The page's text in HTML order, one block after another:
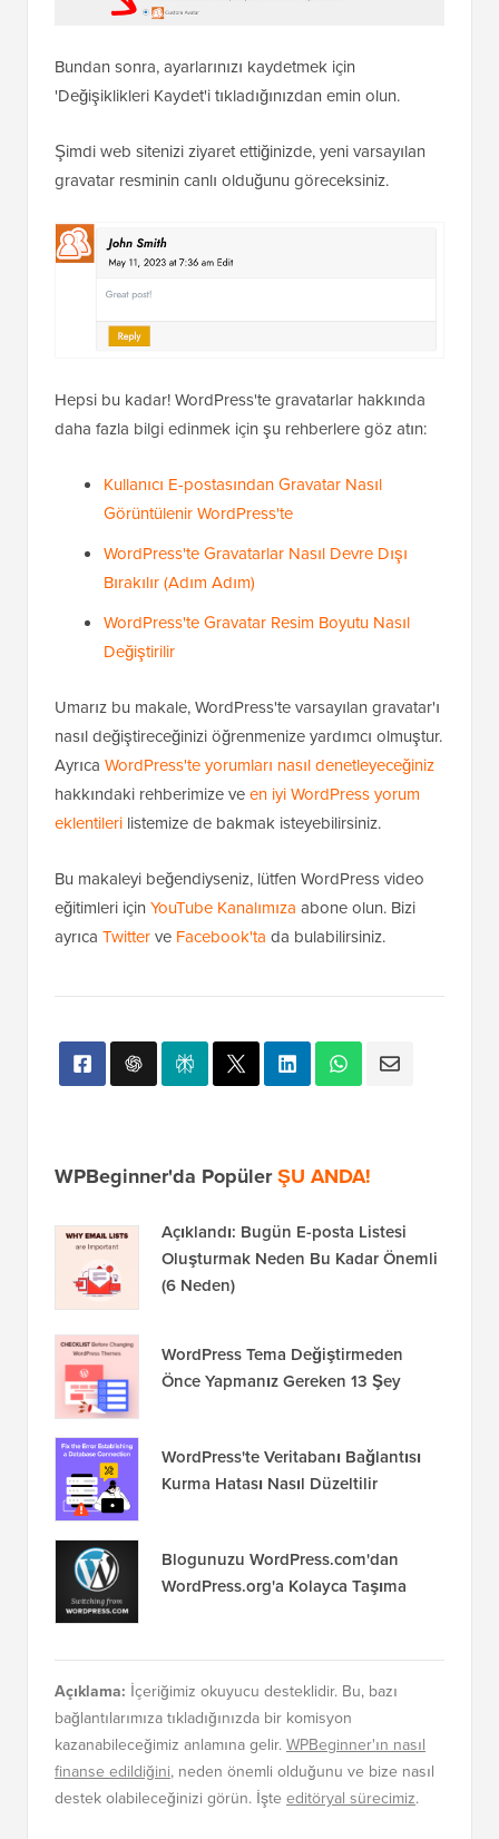
Bundan sonra, ayarlarınızı kaydetmek için
'Değişiklikleri Kaydet'i tıkladığınızdan emin olun.
Şimdi web sitenizi ziyaret ettiğinizde, yeni varsayılan
gravatar resminin canlı olduğunu göreceksiniz.
Hepsi bu kadar! WordPress'te gravatarlar hakkında
daha fazla bilgi edinmek için şu rehberlere göz atın:
Kullanıcı E-postasından Gravatar Nasıl
Görüntülenir WordPress'te
WordPress'te Gravatarlar Nasıl Devre Dışı
Bırakılır (Adım Adım)
WordPress'te Gravatar Resim Boyutu Nasıl
Değiştirilir
Umarız bu makale, WordPress'te varsayılan gravatar'ı
nasıl değiştireceğinizi öğrenmenize yardımcı olmuştur.
Ayrıca WordPress'te yorumları nasıl denetleyeceğiniz
hakkındaki rehberimize veen iyi WordPress yorum
eklentileri listemize de bakmak isteyebilirsiniz.
Bu makaleyi beğendiyseniz, lütfen WordPress video
eğitimleri için YouTube Kanalımıza abone olun. Bizi
ayrıca Twitterve Facebook'ta da bulabilirsiniz.
WPBeginner'da PopülerŞU ANDA!
Açıklandı: Bugün E-posta Listesi
Oluşturmak Neden Bu Kadar Önemli
(6 Neden)
WordPress Tema Değiştirmeden
Önce Yapmanız Gereken 13 Şey
WordPress'te Veritabanı Bağlantısı
Kurma Hatası Nasıl Düzeltilir
Blogunuzu WordPress.com'dan
WordPress.org'a Kolayca Taşıma
Açıklama: İçeriğimiz okuyucu desteklidir. Bu, bazı
bağlantılarımıza tıkladığınızda bir komisyon
kazanabileceğimiz anlamına gelir.WPBeginner'ın nasıl
finanse edildiğini, neden önemli olduğunu ve bize nasıl
destek olabileceğinizi görün. İşte editöryal sürecimiz.